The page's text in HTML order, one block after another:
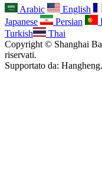
Arabic English
Japanese
Persian
Turkish
Thai
Copyright © Shanghai
riservati.
Supportato da: